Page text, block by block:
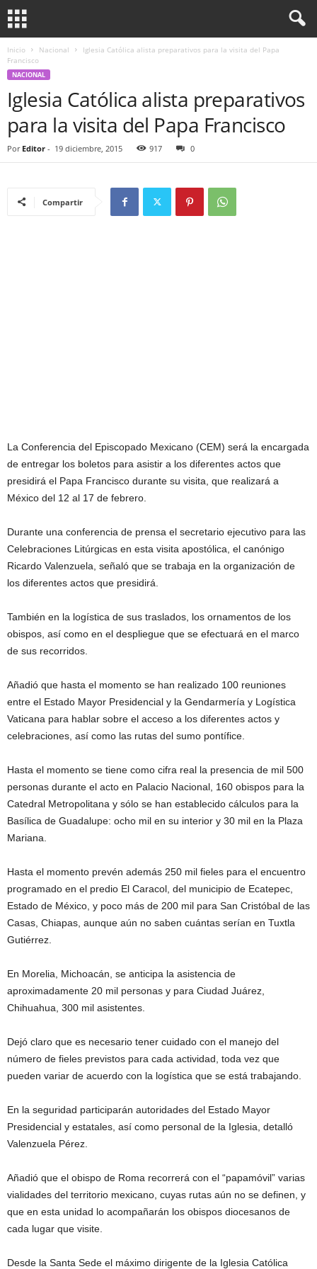
Inicio Nacional
Iglesia Católica alista preparativos para la visita del Papa
Francisco
NACIONAL
Iglesia Católica alista preparativos
para la visita del Papa Francisco
Por Editor - 19 diciembre, 2015 917 0
Compartir
La Conferencia del Episcopado Mexicano (CEM) será la encargada
de entregar los boletos para asistir a los diferentes actos que
presidirá el Papa Francisco durante su visita, que realizará a
México del 12 al 17 de febrero.
Durante una conferencia de prensa el secretario ejecutivo para las
Celebraciones Litúrgicas en esta visita apostólica, el canónigo
Ricardo Valenzuela, señaló que se trabaja en la organización de
los diferentes actos que presidirá.
También en la logística de sus traslados, los ornamentos de los
obispos, así como en el despliegue que se efectuará en el marco
de sus recorridos.
Añadió que hasta el momento se han realizado 100 reuniones
entre el Estado Mayor Presidencial y la Gendarmería y Logística
Vaticana para hablar sobre el acceso a los diferentes actos y
celebraciones, así como las rutas del sumo pontífice.
Hasta el momento se tiene como cifra real la presencia de mil 500
personas durante el acto en Palacio Nacional, 160 obispos para la
Catedral Metropolitana y sólo se han establecido cálculos para la
Basílica de Guadalupe: ocho mil en su interior y 30 mil en la Plaza
Mariana.
Hasta el momento prevén además 250 mil fieles para el encuentro
programado en el predio El Caracol, del municipio de Ecatepec,
Estado de México, y poco más de 200 mil para San Cristóbal de las
Casas, Chiapas, aunque aún no saben cuántas serían en Tuxtla
Gutiérrez.
En Morelia, Michoacán, se anticipa la asistencia de
aproximadamente 20 mil personas y para Ciudad Juárez,
Chihuahua, 300 mil asistentes.
Dejó claro que es necesario tener cuidado con el manejo del
número de fieles previstos para cada actividad, toda vez que
pueden variar de acuerdo con la logística que se está trabajando.
En la seguridad participarán autoridades del Estado Mayor
Presidencial y estatales, así como personal de la Iglesia, detalló
Valenzuela Pérez.
Añadió que el obispo de Roma recorrerá con el “papamóvil” varias
vialidades del territorio mexicano, cuyas rutas aún no se definen, y
que en esta unidad lo acompañarán los obispos diocesanos de
cada lugar que visite.
Desde la Santa Sede el máximo dirigente de la Iglesia Católica